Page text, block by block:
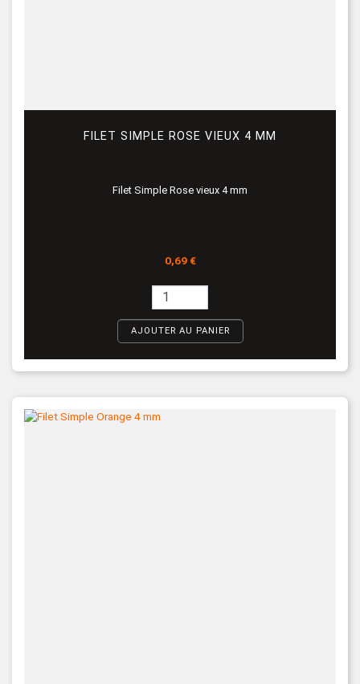
FILET SIMPLE ROSE VIEUX 4 MM
Filet Simple Rose vieux 4 mm
Prix
0,69 €
AJOUTER AU PANIER